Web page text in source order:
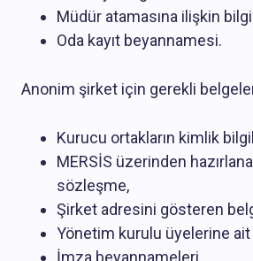
Müdür atamasına ilişkin
Oda kayıt beyannamesi.
Anonim şirket için gerekli
Kurucu ortakların kimlik
MERSİS üzerinden
sözleşme,
Şirket adresini gösteren
Yönetim kurulu üyelerine ait
İmza beyannameleri,